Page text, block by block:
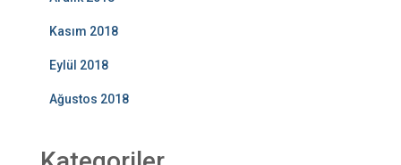
Kasım 2018
Eylül 2018
Ağustos 2018